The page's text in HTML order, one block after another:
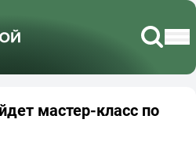
мастер-класс по